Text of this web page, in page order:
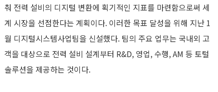
춰 전력 설비의 디지털 변환에 획기적인 지표를 마련함으로써 세
계 시장을 선점한다는 계획이다. 이러한 목표 달성을 위해 지난 1
월 디지털시스템사업팀을 신설했다. 팀의 주요 업무는 국내외 고
객을 대상으로 전력 설비 설계부터 R&D, 영업, 수행, AM 등 토털
솔루션을 제공하는 것이다.